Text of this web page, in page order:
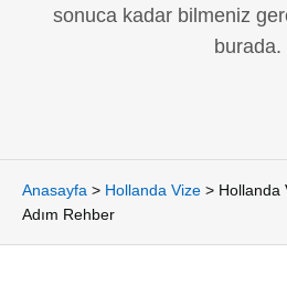
sonuca kadar bilmeniz
burada.
Anasayfa > Hollanda Vize > Hollanda
Adım Rehber